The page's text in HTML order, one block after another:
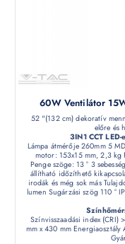
60W Ventilátor
52 "(132 cm) dekoratív
előre és
3IN1 CCT
Lámpa átmérője 260mm 5
motor: 153x15 mm, 2,3
Penge szöge: 13 ° 3
állítható időzíthető
irodák és még sok más
lumen Sugárzási szög 110 °
Színvisszaadási index (CRI)
mm x 430 mm Energiaosztály